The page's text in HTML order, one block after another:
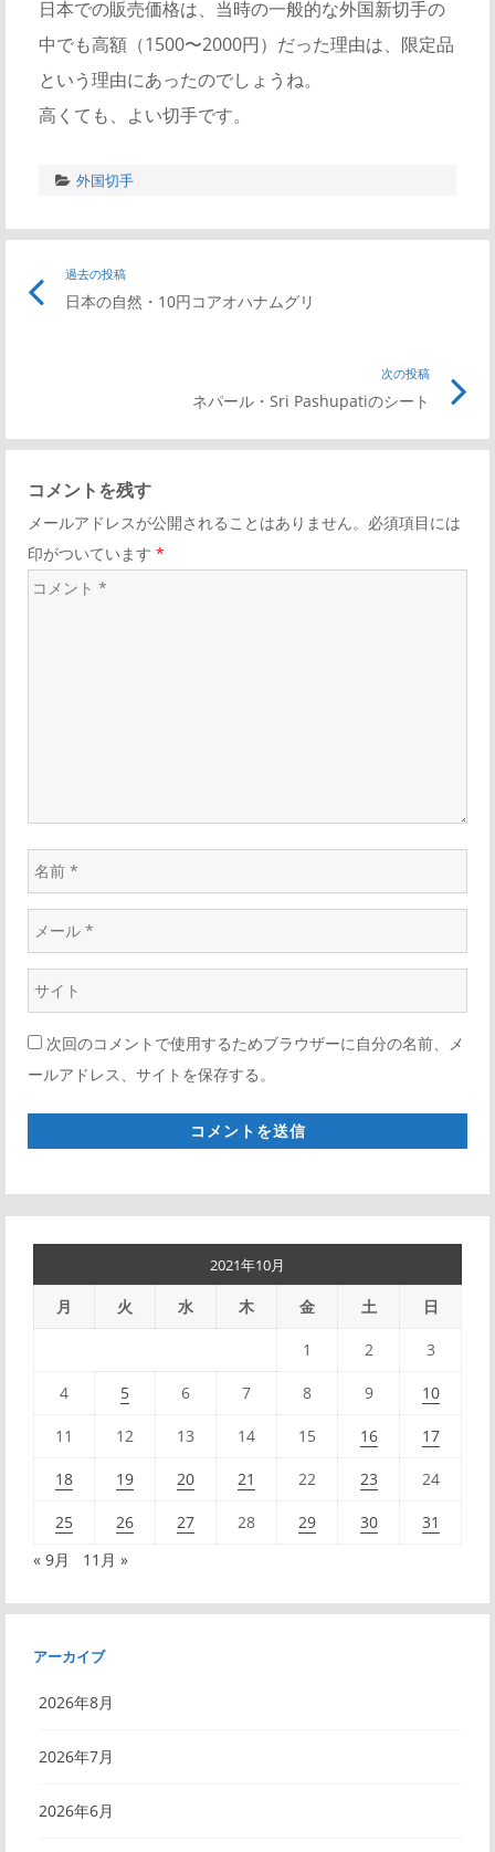
日本での販売価格は、当時の一般的な外国新切手の
中でも高額（1500〜2000円）だった理由は、限定品
という理由にあったのでしょうね。
高くても、よい切手です。
外国切手
ビ
ゲ
ー
過去の投稿
日本の自然・10円コアオハナムグリ
リ
次の投稿
ネパール・Sri Pashupatiのシート
記
コメントを残す
メールアドレスが公開されることはありません。必須項目には
印がついています *
コ
名
前
ー
ル
*
ウ
ェ
ブ
サ
次回のコメントで使用するためブラウザーに自分の名前、メ
ールアドレス、サイトを保存する。
2021年10月
月 火 水 木 金 土 日
1 2 3
4 5 6 7 8 9 10
11 12 13 14 15 16 17
18 19 20 21 22 23 24
25 26 27 28 29 30
31
« 9月
11月 »
アーカイブ
2026年8月
2026年7月
2026年6月